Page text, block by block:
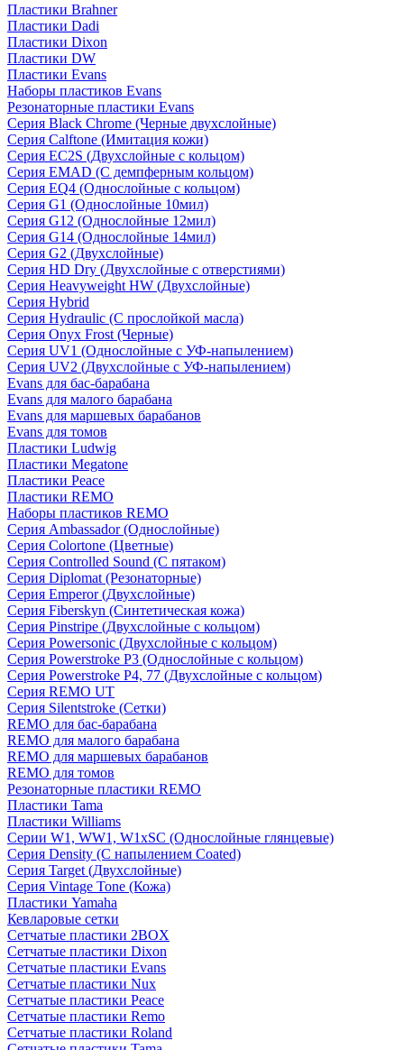
Пластики Brahner
Пластики Dadi
Пластики Dixon
Пластики DW
Пластики Evans
Наборы пластиков Evans
Резонаторные пластики Evans
Серия Black Chrome (Черные двухслойные)
Серия Calftone (Имитация кожи)
Серия EC2S (Двухслойные с кольцом)
Серия EMAD (С демпферным кольцом)
Серия EQ4 (Однослойные с кольцом)
Серия G1 (Однослойные 10мил)
Серия G12 (Однослойные 12мил)
Серия G14 (Однослойные 14мил)
Серия G2 (Двухслойные)
Серия HD Dry (Двухслойные с отверстиями)
Серия Heavyweight HW (Двухслойные)
Серия Hybrid
Серия Hydraulic (С прослойкой масла)
Серия Onyx Frost (Черные)
Серия UV1 (Однослойные с УФ-напылением)
Серия UV2 (Двухслойные с УФ-напылением)
Evans для бас-барабана
Evans для малого барабана
Evans для маршевых барабанов
Evans для томов
Пластики Ludwig
Пластики Megatone
Пластики Peace
Пластики REMO
Наборы пластиков REMO
Серия Ambassador (Однослойные)
Серия Colortone (Цветные)
Серия Controlled Sound (С пятаком)
Серия Diplomat (Резонаторные)
Серия Emperor (Двухслойные)
Серия Fiberskyn (Синтетическая кожа)
Серия Pinstripe (Двухслойные с кольцом)
Серия Powersonic (Двухслойные с кольцом)
Серия Powerstroke P3 (Однослойные с кольцом)
Серия Powerstroke P4, 77 (Двухслойные с кольцом)
Серия REMO UT
Серия Silentstroke (Сетки)
REMO для бас-барабана
REMO для малого барабана
REMO для маршевых барабанов
REMO для томов
Резонаторные пластики REMO
Пластики Tama
Пластики Williams
Серии W1, WW1, W1xSC (Однослойные глянцевые)
Серия Density (C напылением Coated)
Серия Target (Двухслойные)
Серия Vintage Tone (Кожа)
Пластики Yamaha
Кевларовые сетки
Сетчатые пластики 2BOX
Сетчатые пластики Dixon
Сетчатые пластики Evans
Сетчатые пластики Nux
Сетчатые пластики Peace
Сетчатые пластики Remo
Сетчатые пластики Roland